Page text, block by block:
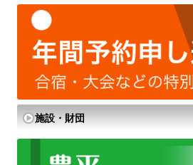
施設・財団